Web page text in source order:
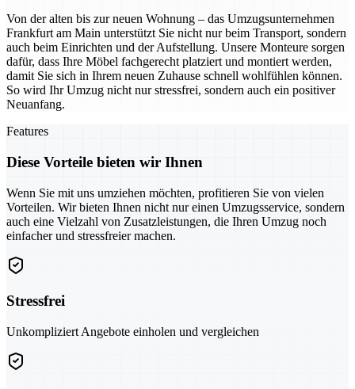
Von der alten bis zur neuen Wohnung – das Umzugsunternehmen
Frankfurt am Main unterstützt Sie nicht nur beim Transport, sondern
auch beim Einrichten und der Aufstellung. Unsere Monteure sorgen
dafür, dass Ihre Möbel fachgerecht platziert und montiert werden,
damit Sie sich in Ihrem neuen Zuhause schnell wohlfühlen können.
So wird Ihr Umzug nicht nur stressfrei, sondern auch ein positiver
Neuanfang.
Features
Diese Vorteile bieten wir Ihnen
Wenn Sie mit uns umziehen möchten, profitieren Sie von vielen
Vorteilen. Wir bieten Ihnen nicht nur einen Umzugsservice, sondern
auch eine Vielzahl von Zusatzleistungen, die Ihren Umzug noch
einfacher und stressfreier machen.
Stressfrei
Unkompliziert Angebote einholen und vergleichen